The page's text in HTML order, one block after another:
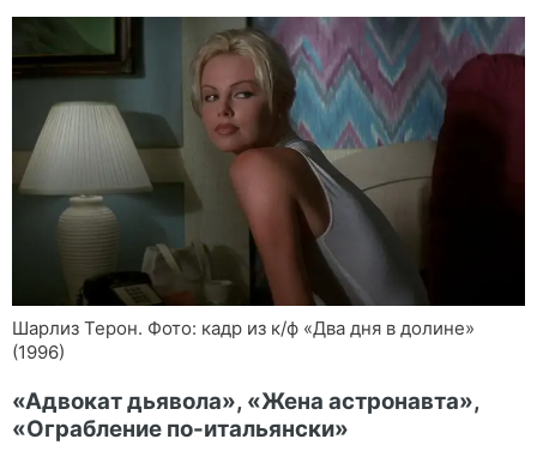
Шарлиз Терон. Фото: кадр из к/ф «Два дня в долине»
(1996)
«Адвокат дьявола», «Жена астронавта»,
«Ограбление по-итальянски»